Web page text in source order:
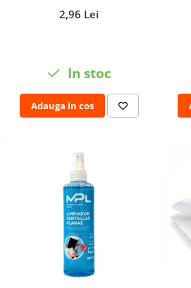
Prosoape pliate
Manusi menaj
Pulverizatoare
Pulverizatoare profesionale
Saci de menaj
Sisteme mopuri preimpregnate
Sistem unica folosinta
Uscatoare maini
2,96 Lei
In stoc
Adauga in cos